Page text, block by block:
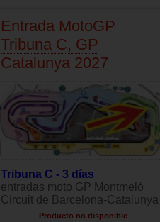
Entrada MotoGP
Tribuna C, GP
Catalunya 2027
Tribuna C - 3 días
entradas moto GP Montmeló
Circuit de Barcelona-Catalunya
Producto no disponible